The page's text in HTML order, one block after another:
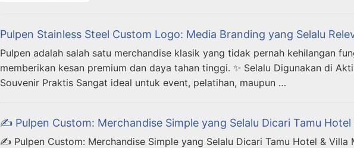
Pulpen Stainless Steel Custom Logo: Media Branding yang Selalu
Pulpen adalah salah satu merchandise klasik yang tidak pernah kehilangan
memberikan kesan premium dan daya tahan tinggi. ✨ Selalu Digunakan di
Souvenir Praktis Sangat ideal untuk event, pelatihan, maupun …
✍️ Pulpen Custom: Merchandise Simple yang Selalu Dicari Tamu Hotel
✍️ Pulpen Custom: Merchandise Simple yang Selalu Dicari Tamu Hotel & Villa